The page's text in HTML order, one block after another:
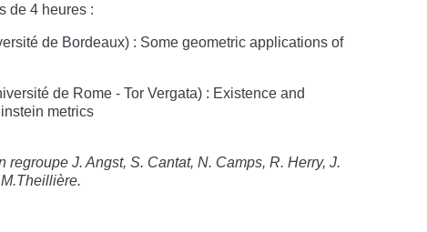
de 4 heures :
de Bordeaux) : Some geometric applications of
de Rome - Tor Vergata) : Existence and
metrics
regroupe J. Angst, S. Cantat,N. Camps, R. Herry, J.